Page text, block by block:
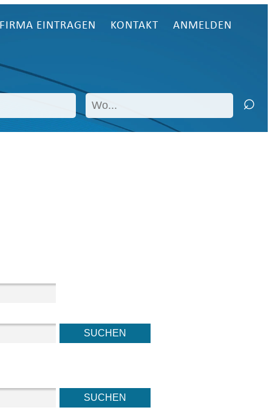
FIRMA EINTRAGEN KONTAKT ANMELDEN